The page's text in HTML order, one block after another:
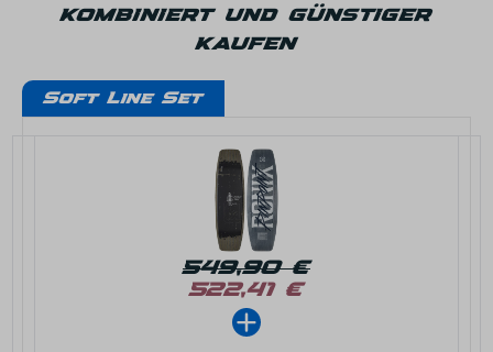
kombiniert und günstiger
kaufen
Soft Line Set
522,41 €
549,90 €